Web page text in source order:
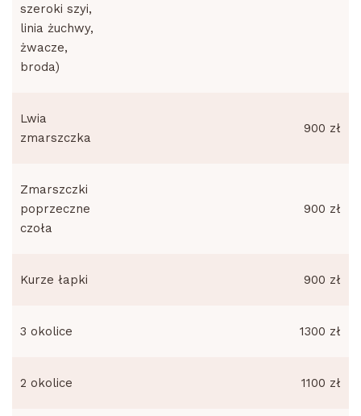
szeroki szyi,
linia żuchwy,
żwacze,
broda)
Lwia
zmarszczka
900 zł
Zmarszczki
poprzeczne
czoła
900 zł
Kurze łapki 900 zł
3 okolice 1300 zł
2 okolice 1100 zł